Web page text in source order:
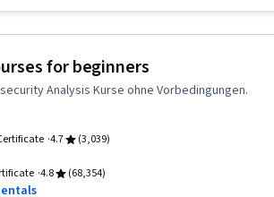
Computer-
Protokolle,
for beginners
Analysis Kurse ohne Vorbedingungen.
4.7
(3,039)
4.8
(68,354)